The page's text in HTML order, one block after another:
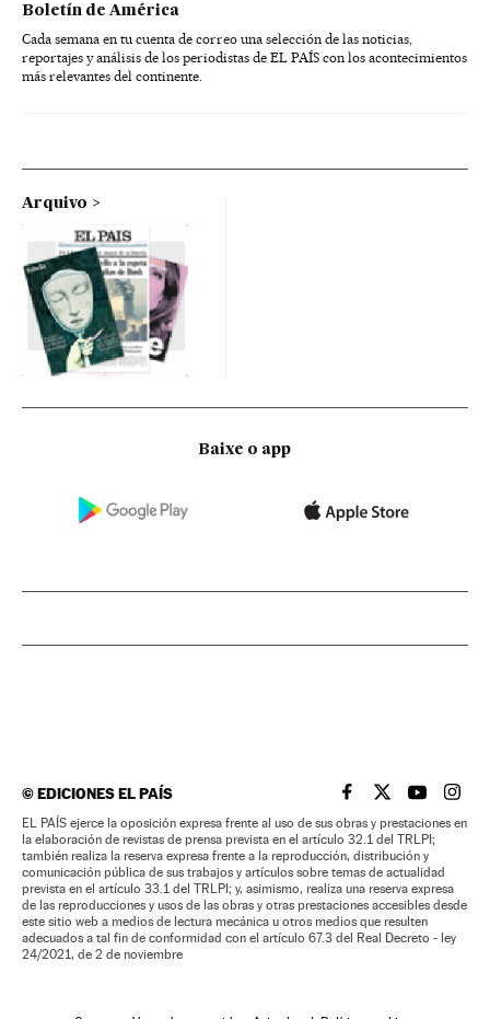
Boletín de América
Cada semana en tu cuenta de correo una selección de las noticias,
reportajes y análisis de los periodistas de EL PAÍS con los acontecimientos
más relevantes del continente.
Arquivo
Baixe o app
©EDICIONES EL PAÍS EL PAÍS BRASIL EN
EL PAÍSEL PAÍS
EL
EL PAÍS ejerce la oposición expresa frente al uso de sus obras y prestaciones en
la elaboración de revistas de prensa prevista en el artículo 32.1 del TRLPI;
también realiza la reserva expresa frente a la reproducción, distribución y
comunicación pública de sus trabajos y artículos sobre temas de actualidad
prevista en el artículo 33.1 del TRLPI; y, asimismo, realiza una reserva expresa
de las reproducciones y usos de las obras y otras prestaciones accesibles desde
este sitio web a medios de lectura mecánica u otros medios que resulten
adecuados a tal fin de conformidad con el artículo 67.3 del Real Decreto - ley
24/2021, de 2 de noviembre